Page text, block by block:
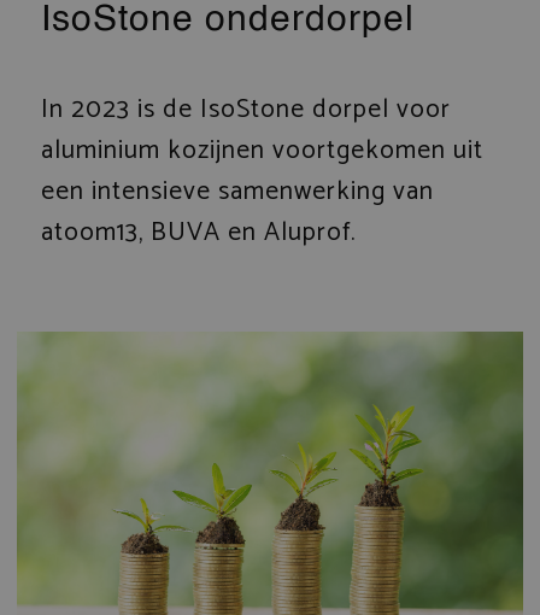
IsoStone onderdorpel
In 2023 is de IsoStone dorpel voor
aluminium kozijnen voortgekomen uit
een intensieve samenwerking van
atoom13, BUVA en Aluprof.